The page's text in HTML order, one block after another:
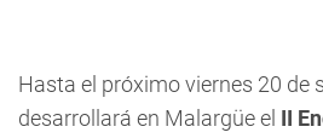
Hasta el próximo viernes 20 de
desarrollará en Malargüe el II